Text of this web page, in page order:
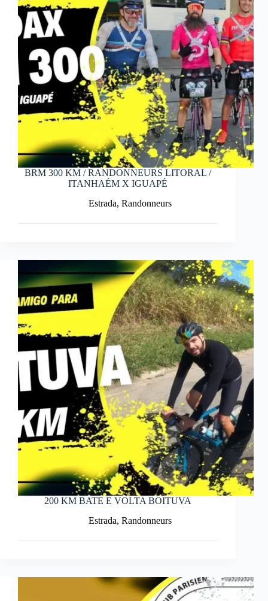
BRM 300 KM / RANDONNEURS LITORAL /
ITANHAÉM X IGUAPÉ
Estrada, Randonneurs
200 KM BATE E VOLTA BOITUVA
Estrada, Randonneurs